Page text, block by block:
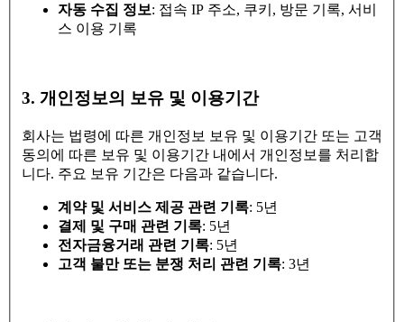
자동 수집 정보: 접속 IP 주소, 쿠키, 방문 기록, 서비
스 이용 기록
3. 개인정보의 보유 및 이용기간
회사는 법령에 따른 개인정보 보유 및 이용기간 또는 고객
동의에 따른 보유 및 이용기간 내에서 개인정보를 처리합
니다. 주요 보유 기간은 다음과 같습니다.
계약 및 서비스 제공 관련 기록: 5년
결제 및 구매 관련 기록: 5년
전자금융거래 관련 기록: 5년
고객 불만 또는 분쟁 처리 관련 기록: 3년